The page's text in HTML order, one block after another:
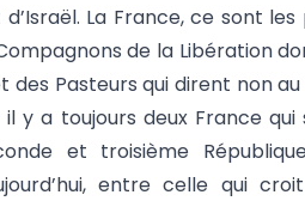
La France, ce sont
de la Libération
des Pasteurs qui dirent non
y a toujours deux France
et troisième
entre celle qui